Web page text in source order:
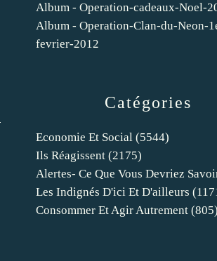
Catégories
Economie Et Social (5544)
Ils Réagissent (2175)
Alertes- Ce Que Vous Devriez
Les Indignés D'ici Et D'ailleurs
Consommer Et Agir Autrement (805)
Album - Operation-cadeaux-Noel-
Album - Operation-Clan-du-Neon-
fevrier-2012